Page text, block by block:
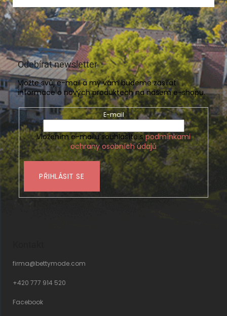
Odebírat newsletter
Vložte svůj e-mail a my vám budeme zasílat
informace o nových produktech na našem e-shopu.
E-mail
Vložením e-mailu souhlasíte spodmínkami
ochrany osobních údajů
PŘIHLÁSIT SE
firma@bettymode.com
+420 777 914 520
Facebook